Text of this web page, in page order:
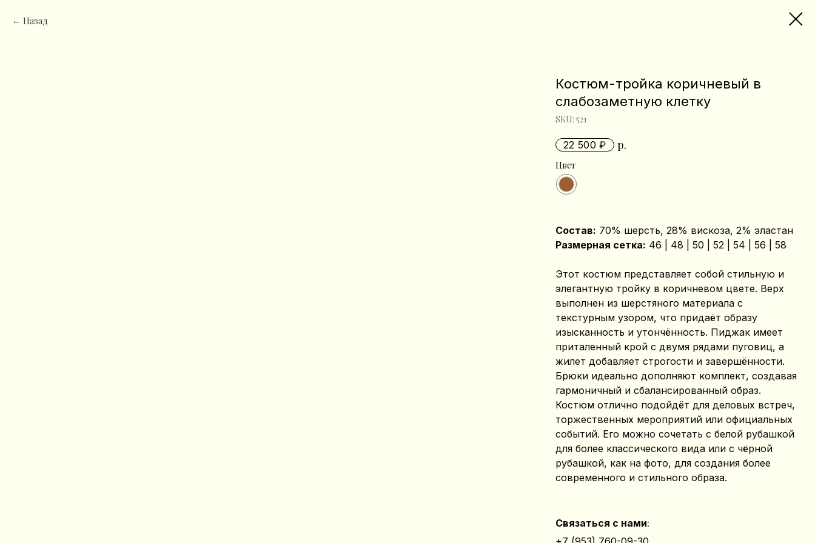
Назад
Костюм-тройка коричневый в
слабозаметную клетку
SKU: 521
22 500 р.
Цвет
Состав: 70% шерсть, 28% вискоза, 2% эластан
Размерная сетка: 46 | 48 | 50 | 52 | 54 | 56 | 58
Этот костюм представляет собой стильную и
элегантную тройку в коричневом цвете. Верх
выполнен из шерстяного материала с
текстурным узором, что придаёт образу
изысканность и утончённость. Пиджак имеет
приталенный крой с двумя рядами пуговиц, а
жилет добавляет строгости и завершённости.
Брюки идеально дополняют комплект, создавая
гармоничный и сбалансированный образ.
Костюм отлично подойдёт для деловых встреч,
торжественных мероприятий или официальных
событий. Его можно сочетать с белой рубашкой
для более классического вида или с чёрной
рубашкой, как на фото, для создания более
современного и стильного образа.
Связаться с нами: